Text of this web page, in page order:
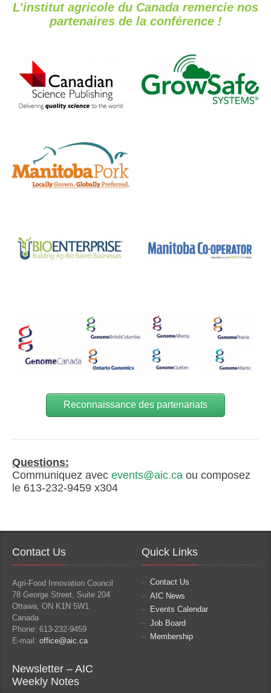
L’institut agricole du Canada remercie nos
partenaires de la conférence!
Reconnaissance des partenariats
Questions:
Communiquez avec events@aic.ca ou composez
le 613-232-9459 x304
Contact Us
Agri-Food Innovation Council
78 George Street, Suite 204
Ottawa, ON K1N 5W1
Canada
Phone: 613-232-9459
E-mail: office@aic.ca
Quick Links
Contact Us
AIC News
Events Calendar
Job Board
Membership
Newsletter – AIC
Weekly Notes